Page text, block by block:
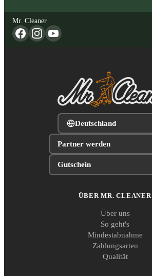
Mr. Cleaner
Deutschland
Partner werden
Gutschein
ÜBER MR. CLEANER
Über uns
So geht's
Mindestabnahme
Zahlungsarten
Qualität